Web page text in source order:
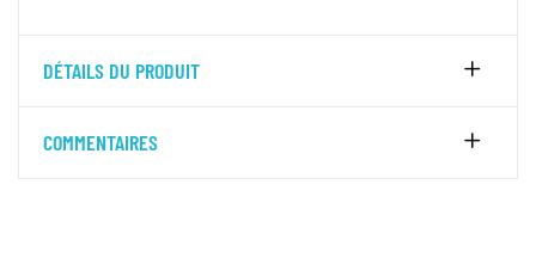
DÉTAILS DU PRODUIT
COMMENTAIRES